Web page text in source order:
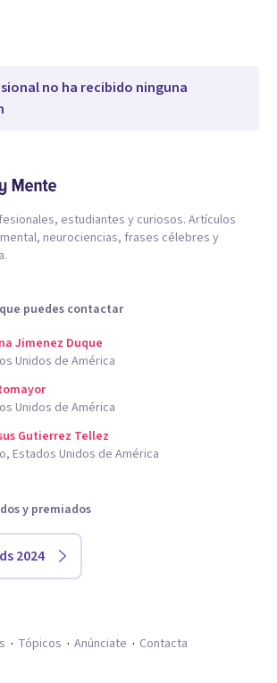
no ha recibido ninguna
estudiantes y curiosos. Artículos
neurociencias, frases célebres y
puedes contactar
Jimenez Duque
Unidos de América
Unidos de América
Gutierrez Tellez
Estados Unidos de América
y premiados
2024
Tópicos Anúnciate Contacta